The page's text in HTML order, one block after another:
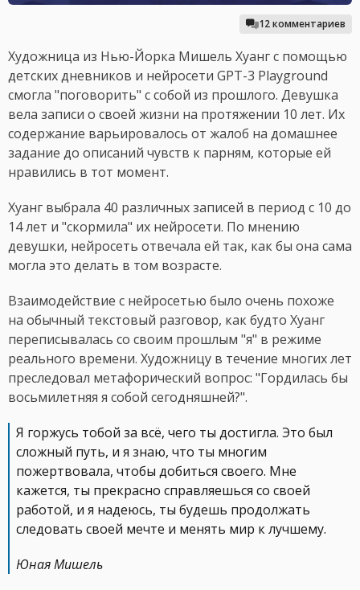
12 комментариев
Художница из Нью-Йорка Мишель Хуанг с помощью
детских дневников и нейросети GPT-3 Playground
смогла "поговорить" с собой из прошлого. Девушка
вела записи о своей жизни на протяжении 10 лет. Их
содержание варьировалось от жалоб на домашнее
задание до описаний чувств к парням, которые ей
нравились в тот момент.
Хуанг выбрала 40 различных записей в период с 10 до
14 лет и "скормила" их нейросети. По мнению
девушки, нейросеть отвечала ей так, как бы она сама
могла это делать в том возрасте.
Взаимодействие с нейросетью было очень похоже
на обычный текстовый разговор, как будто Хуанг
переписывалась со своим прошлым "я" в режиме
реального времени. Художницу в течение многих лет
преследовал метафорический вопрос: "Гордилась бы
восьмилетняя я собой сегодняшней?".
Я горжусь тобой за всё, чего ты достигла. Это был
сложный путь, и я знаю, что ты многим
пожертвовала, чтобы добиться своего. Мне
кажется, ты прекрасно справляешься со своей
работой, и я надеюсь, ты будешь продолжать
следовать своей мечте и менять мир к лучшему.
Юная Мишель